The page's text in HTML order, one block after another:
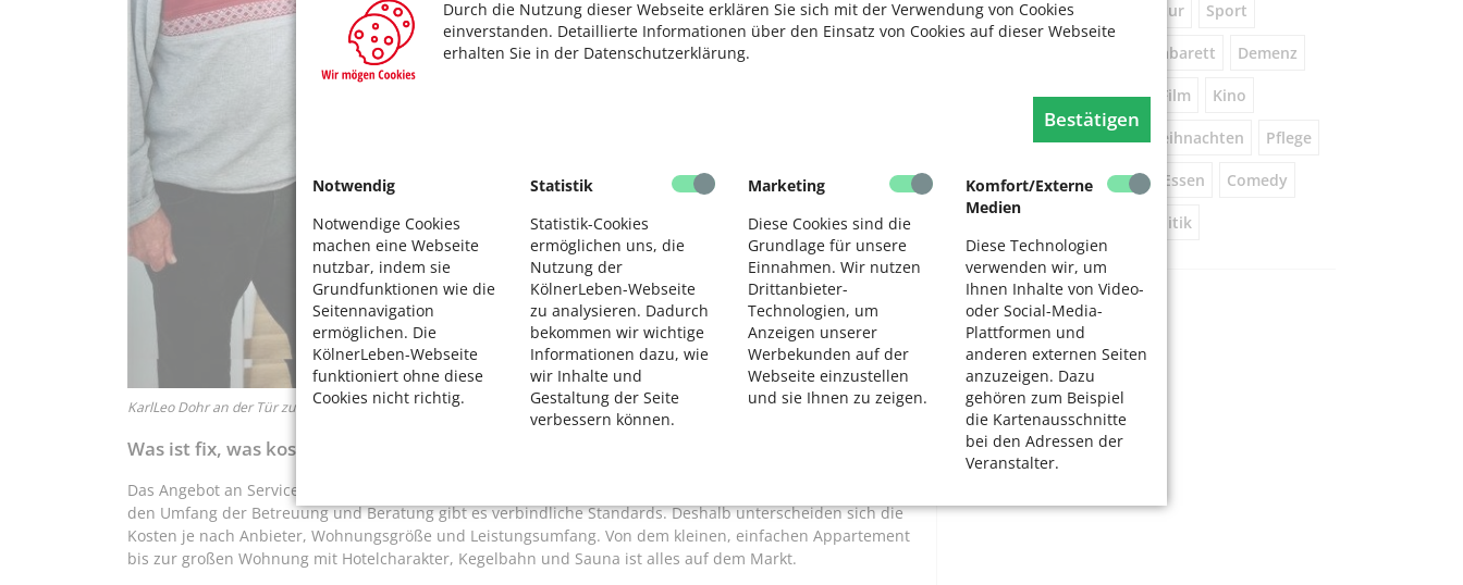
Durch die Nutzung dieser Webseite erklären Sie sich mit der Verwendung von Cookies
einverstanden. Detaillierte Informationen über den Einsatz von Cookies auf dieser Webseite
erhalten Sie in der Datenschutzerklärung.
Bestätigen
Notwendig
Notwendige Cookies
machen eine Webseite
nutzbar, indem sie
Grundfunktionen wie die
Seitennavigation
ermöglichen. Die
KölnerLeben-Webseite
funktioniert ohne diese
Cookies nicht richtig.
Statistik
Statistik-Cookies
ermöglichen uns, die
Nutzung der
KölnerLeben-Webseite
zu analysieren. Dadurch
bekommen wir wichtige
Informationen dazu, wie
wir Inhalte und
Gestaltung der Seite
verbessern können.
Marketing
Diese Cookies sind die
Grundlage für unsere
Einnahmen. Wir nutzen
Drittanbieter-
Technologien, um
Anzeigen unserer
Werbekunden auf der
Webseite einzustellen
und sie Ihnen zu zeigen.
Komfort/Externe
Medien
Diese Technologien
verwenden wir, um
Ihnen Inhalte von Video-
oder Social-Media-
Plattformen und
anderen externen Seiten
anzuzeigen. Dazu
gehören zum Beispiel
die Kartenausschnitte
bei den Adressen der
Veranstalter.
Karl­Leo Dohr an der Tür zu seiner Service­Wohnung. Foto: Marius Becker
Was ist fix, was kostet extra?
Das Angebot an Service-Wohnungen in Köln ist groß. Weder für die Ausstattung der Wohnung noch für
den Umfang der Betreuung und Beratung gibt es verbindliche Standards. Deshalb unterscheiden sich die
Kosten je nach Anbieter, Wohnungsgröße und Leistungsumfang. Von dem kleinen, einfachen Appartement
bis zur großen Wohnung mit Hotelcharakter, Kegelbahn und Sauna ist alles auf dem Markt.
Museum Natur Literatur Sport
Kabarett Demenz
Wandern Brauchtum Film Kino
Vorsorge Beratung Weihnachten Pflege
Feste Tanz Vortrag Essen Comedy
Politik